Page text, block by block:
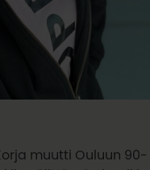
muutti Ouluun 90-